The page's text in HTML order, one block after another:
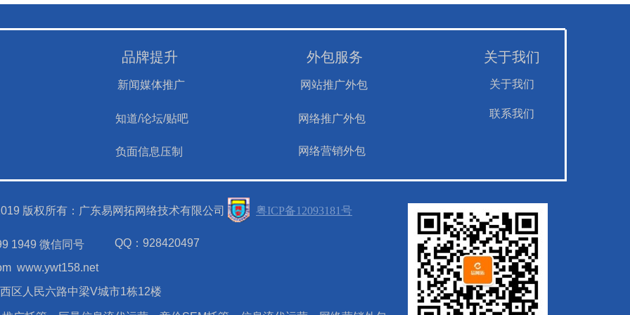
粤ICP备12093181号
版权所有：广东易网拓网络技术有限公司
1949 微信同号
品牌提升 外包服务 关于我们
新闻媒体推广
知道/论坛/贴吧
负面信息压制
网站推广外包
网络推广外包
网络营销外包
关于我们
www.ywt158.net
区人民六路中梁V城市1栋12楼
QQ：928420497
联系我们